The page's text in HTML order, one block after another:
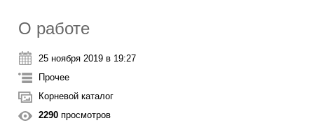
О работе
25 ноября 2019 в 19:27
Прочее
Корневой каталог
2290 просмотров